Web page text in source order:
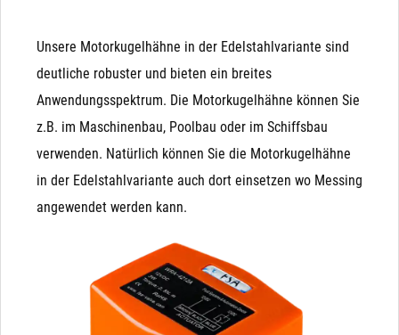
Unsere Motorkugelhähne in der Edelstahlvariante sind
deutliche robuster und bieten ein breites
Anwendungsspektrum. Die Motorkugelhähne können Sie
z.B. im Maschinenbau, Poolbau oder im Schiffsbau
verwenden. Natürlich können Sie die Motorkugelhähne
in der Edelstahlvariante auch dort einsetzen wo Messing
angewendet werden kann.